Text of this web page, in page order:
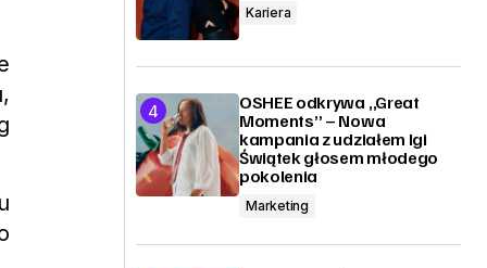
Kariera
OSHEE odkrywa „Great
Moments” – Nowa
kampania z udziałem Igi
Świątek głosem młodego
pokolenia
Marketing